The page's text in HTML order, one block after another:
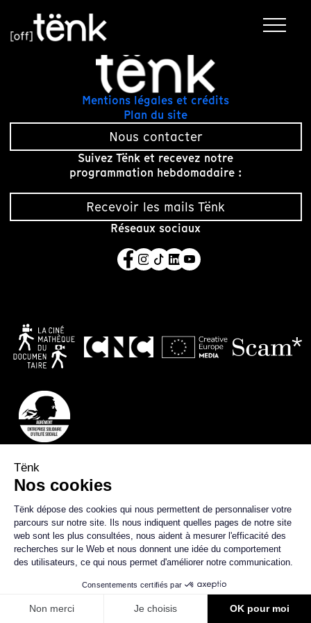
Mentions légales et crédits
Plan du site
Nous contacter
Suivez Tënk et recevez notre
programmation hebdomadaire :
Recevoir les mails Tënk
Réseaux sociaux
Tënk est édité par la coopérative SCIC Tënk basée à
Lussas, en Ardèche.